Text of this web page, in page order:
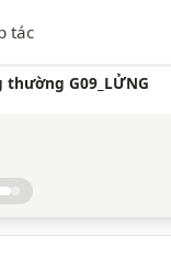
tác
thường G09_LỬNG